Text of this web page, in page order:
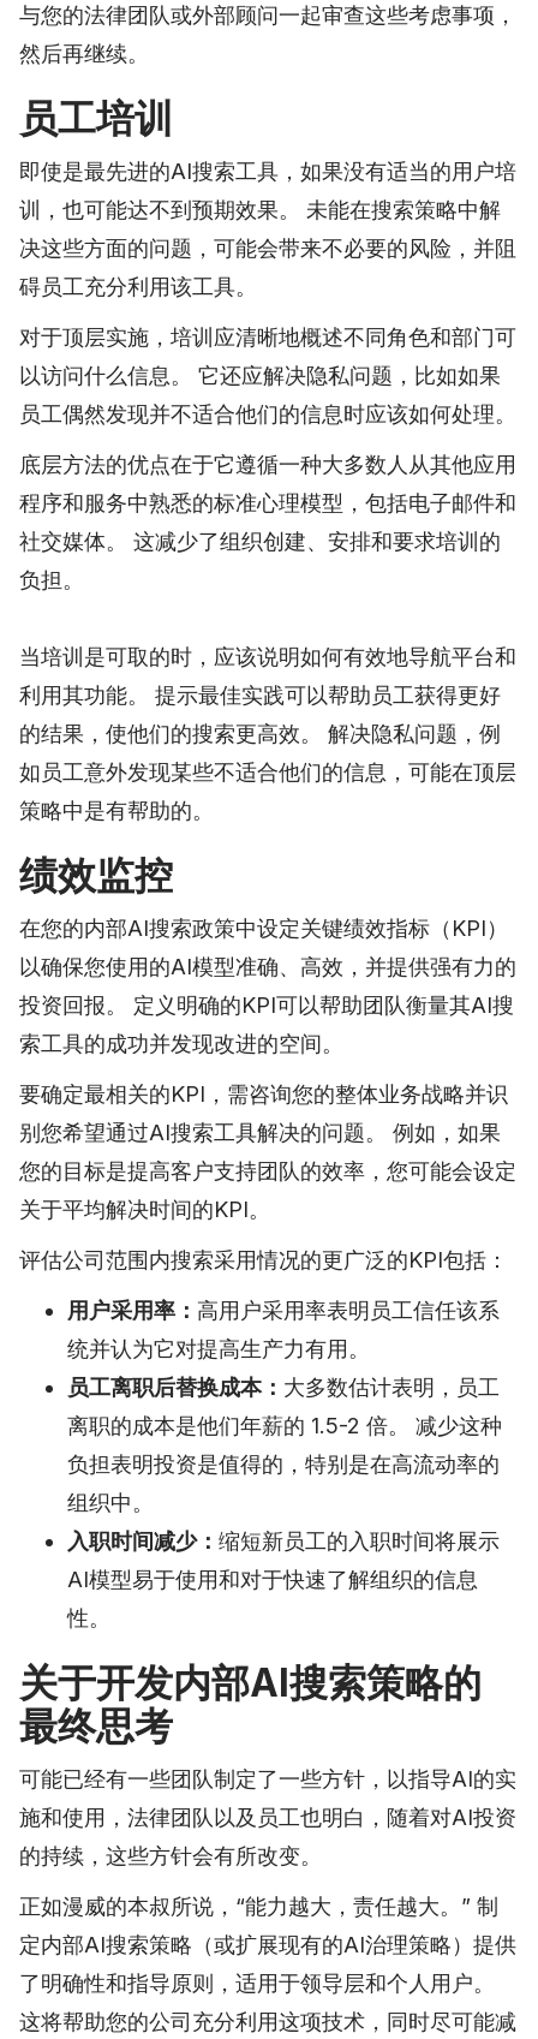
与您的法律团队或外部顾问一起审查这些考虑事项，
然后再继续。
员工培训
即使是最先进的AI搜索工具，如果没有适当的用户培
训，也可能达不到预期效果。 未能在搜索策略中解
决这些方面的问题，可能会带来不必要的风险，并阻
碍员工充分利用该工具。
对于顶层实施，培训应清晰地概述不同角色和部门可
以访问什么信息。 它还应解决隐私问题，比如如果
员工偶然发现并不适合他们的信息时应该如何处理。
底层方法的优点在于它遵循一种大多数人从其他应用
程序和服务中熟悉的标准心理模型，包括电子邮件和
社交媒体。 这减少了组织创建、安排和要求培训的
负担。
当培训是可取的时，应该说明如何有效地导航平台和
利用其功能。 提示最佳实践可以帮助员工获得更好
的结果，使他们的搜索更高效。 解决隐私问题，例
如员工意外发现某些不适合他们的信息，可能在顶层
策略中是有帮助的。
绩效监控
在您的内部AI搜索政策中设定关键绩效指标（KPI）
以确保您使用的AI模型准确、高效，并提供强有力的
投资回报。 定义明确的KPI可以帮助团队衡量其AI搜
索工具的成功并发现改进的空间。
要确定最相关的KPI，需咨询您的整体业务战略并识
别您希望通过AI搜索工具解决的问题。 例如，如果
您的目标是提高客户支持团队的效率，您可能会设定
关于平均解决时间的KPI。
评估公司范围内搜索采用情况的更广泛的KPI包括：
用户采用率： 高用户采用率表明员工信任该系
统并认为它对提高生产力有用。
员工离职后替换成本： 大多数估计表明，员工
离职的成本是他们年薪的 1.5-2 倍。 减少这种
负担表明投资是值得的，特别是在高流动率的
组织中。
入职时间减少： 缩短新员工的入职时间将展示
AI模型易于使用和对于快速了解组织的信息
性。
关于开发内部AI搜索策略的
最终思考
可能已经有一些团队制定了一些方针，以指导AI的实
施和使用，法律团队以及员工也明白，随着对AI投资
的持续，这些方针会有所改变。
正如漫威的本叔所说，“能力越大，责任越大。” 制
定内部AI搜索策略（或扩展现有的AI治理策略）提供
了明确性和指导原则，适用于领导层和个人用户。
这将帮助您的公司充分利用这项技术，同时尽可能减